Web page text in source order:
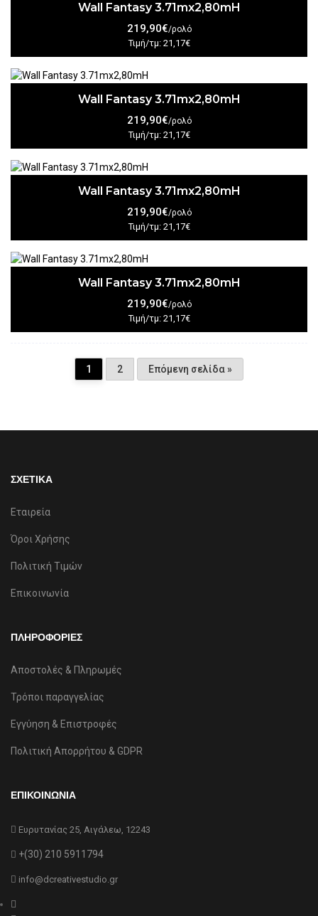
Wall Fantasy 3.71mx2,80mH
219,90€/ρολό
Τιμή/τμ: 21,17€
Wall Fantasy 3.71mx2,80mH
219,90€/ρολό
Τιμή/τμ: 21,17€
Wall Fantasy 3.71mx2,80mH
219,90€/ρολό
Τιμή/τμ: 21,17€
Wall Fantasy 3.71mx2,80mH
219,90€/ρολό
Τιμή/τμ: 21,17€
1 2 Επόμενη σελίδα »
ΣΧΕΤΙΚΑ
Εταιρεία
Όροι Χρήσης
Πολιτική Τιμών
Επικοινωνία
ΠΛΗΡΟΦΟΡΙΕΣ
Αποστολές & Πληρωμές
Τρόποι παραγγελίας
Εγγύηση & Επιστροφές
Πολιτική Απορρήτου & GDPR
ΕΠΙΚΟΙΝΩΝΙΑ
Ευρυτανίας 25, Αιγάλεω, 12243
+(30) 210 5911794
info@dcreativestudio.gr